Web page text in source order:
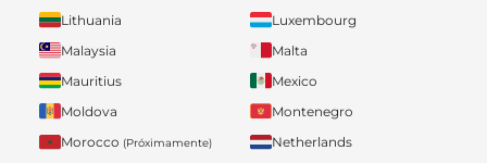
Lithuania
Luxembourg
Malaysia
Malta
Mauritius
Mexico
Moldova
Montenegro
Morocco (Próximamente)
Netherlands